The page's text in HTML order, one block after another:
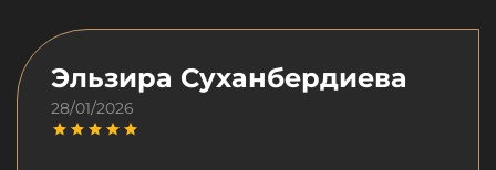
Эльзира Суханбердиева
28/01/2026